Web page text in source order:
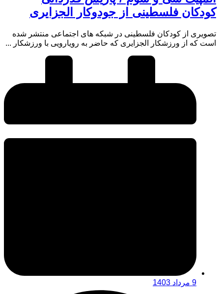
کودکان فلسطینی از جودوکار الجزایری
تصویری از کودکان فلسطینی در شبکه های اجتماعی منتشر شده
است که از ورزشکار الجزایری که حاضر به رویارویی با ورزشکار ...
9 مرداد 1403